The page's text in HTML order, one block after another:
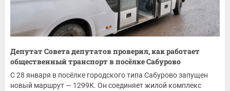
Депутат Совета депутатов проверил, как работает
общественный транспорт в посёлке Сабурово
С 28 января в посёлке городского типа Сабурово запущен
новый маршрут — 1299К. Он соединяет жилой комплекс